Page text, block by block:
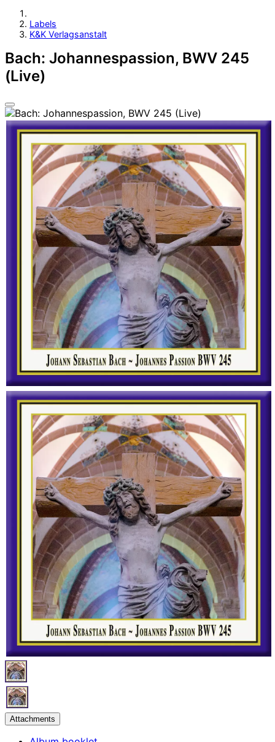
Labels
K&K Verlagsanstalt
Bach: Johannespassion, BWV 245
(Live)
Attachments